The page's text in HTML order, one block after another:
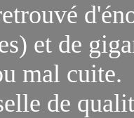
d
et de
mal cuite.
de